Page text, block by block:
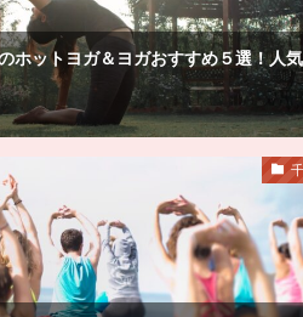
ホットヨガ＆ヨガおすすめ５選！人気